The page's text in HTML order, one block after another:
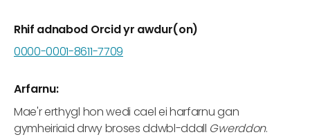
Rhif adnabod Orcid yr awdur(on)
0000-0001-8611-7709
Arfarnu:
Mae'r erthygl hon wedi cael ei harfarnu gan
gymheiriaid drwy broses ddwbl-ddall Gwerddon.